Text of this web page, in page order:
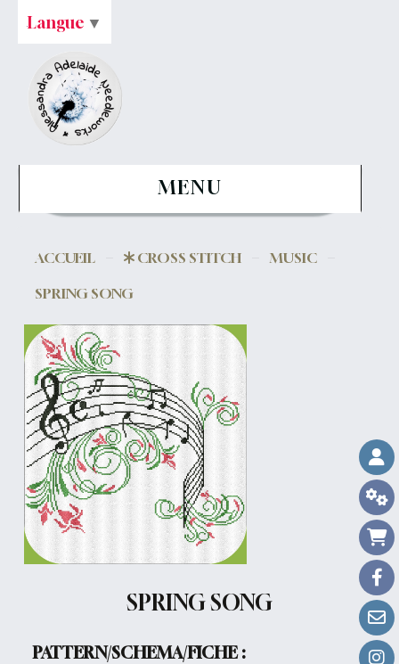
MENU
ACCUEIL CROSS STITCH
MUSIC
SPRING SONG
SPRING SONG
PATTERN/SCHEMA/FICHE :
Langue ▼